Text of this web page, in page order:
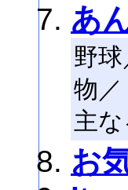
あ
野
物／
主な
お